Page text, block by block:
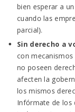
bien esperar a
cuando las
parcial).
Sin derecho a
con mecanismos
no poseen
afecten la
los mismos
Infórmate de los